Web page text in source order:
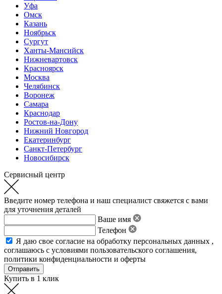
Уфа
Омск
Казань
Ноябрьск
Сургут
Ханты-Мансийск
Нижневартовск
Красноярск
Москва
Челябинск
Воронеж
Самара
Краснодар
Ростов-на-Дону
Нижний Новгород
Екатеринбург
Санкт-Петербург
Новосибирск
Сервисный центр
Введите номер телефона и наш специалист свяжется с вами
для уточнения деталей
Ваше имя
Телефон
Я даю свое согласие на обработку персональных данных ,
соглашаюсь с условиями пользовательского соглашения,
политики конфиденциальности и оферты
Купить в 1 клик